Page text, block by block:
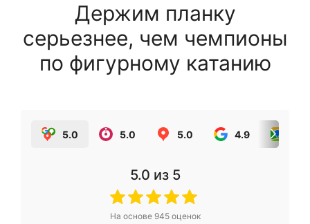
Держим планку
серьезнее, чем чемпионы
по фигурному катанию
5.0 5.0 5.0 4.9
5.0 из 5
На основе 945оценок